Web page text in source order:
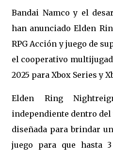
Bandai Namco y el
han anunciado Elden
RPG Acción y juego de
el cooperativo
2025 para Xbox Series y
Elden Ring
independiente dentro del
diseñada para brindar
juego para que hasta